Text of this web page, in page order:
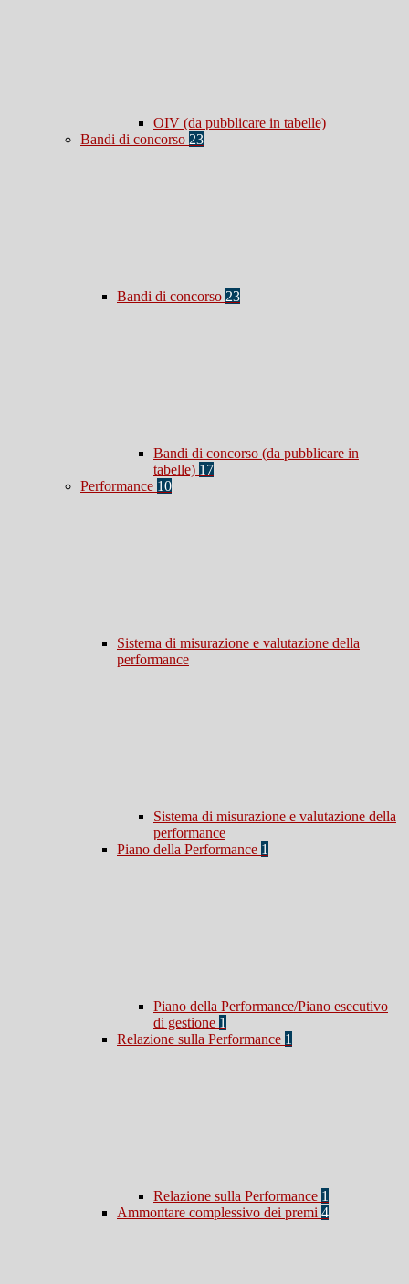
OIV (da pubblicare in tabelle)
Bandi di concorso 23
Bandi di concorso 23
Bandi di concorso (da pubblicare in
tabelle) 17
Performance 10
Sistema di misurazione e valutazione della
performance
Sistema di misurazione e valutazione della
performance
Piano della Performance 1
Piano della Performance/Piano esecutivo
di gestione 1
Relazione sulla Performance 1
Relazione sulla Performance 1
Ammontare complessivo dei premi 4